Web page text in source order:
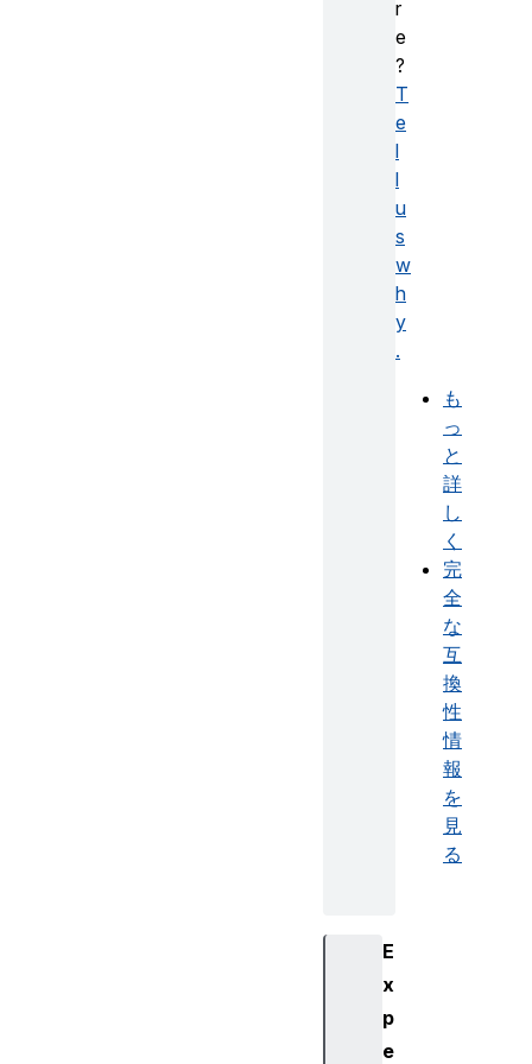
r
e
?
T
e
l
l
u
s
w
h
y
.
も
っ
と
詳
し
く
完
全
な
互
換
性
情
報
を
見
る
E
x
p
e